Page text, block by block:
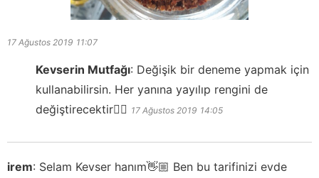
17 Ağustos 2019 11:07
Kevserin Mutfağı: Değişik bir deneme yapmak için
kullanabilirsin. Her yanına yayılıp rengini de
değiştirecektir👍🏻 17 Ağustos 2019 14:05
irem: Selam Kevser hanım👋🏼 Ben bu tarifinizi evde